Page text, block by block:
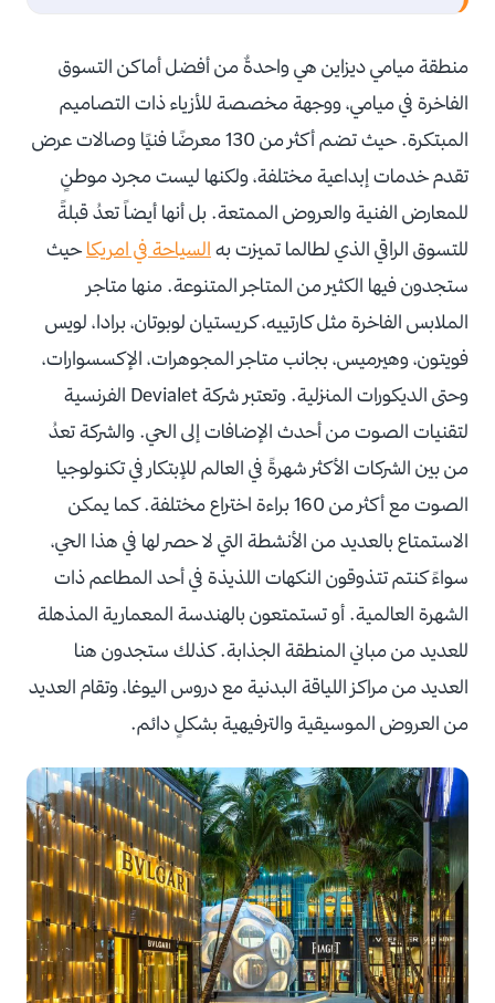
منطقة ميامي ديزاين هي واحدةٌ من أفضل أماكن التسوق
الفاخرة في ميامي، ووجهة مخصصة للأزياء ذات التصاميم
المبتكرة. حيث تضم أكثر من 130 معرضًا فنيًا وصالات عرض
تقدم خدمات إبداعية مختلفة، ولكنها ليست مجرد موطنٍ
للمعارض الفنية والعروض الممتعة. بل أنها أيضاً تعدُ قبلةً
للتسوق الراقي الذي لطالما تميزت به السياحة في امريكا حيث
ستجدون فيها الكثير من المتاجر المتنوعة. منها متاجر
الملابس الفاخرة مثل كارتييه، كريستيان لوبوتان، برادا، لويس
فويتون، وهيرميس، بجانب متاجر المجوهرات، الإكسسوارات،
وحتى الديكورات المنزلية. وتعتبر شركة Devialet الفرنسية
لتقنيات الصوت من أحدث الإضافات إلى الحي. والشركة تعدُ
من بين الشركات الأكثر شهرةً في العالم للإبتكار في تكنولوجيا
الصوت مع أكثر من 160 براءة اختراع مختلفة. كما يمكن
الاستمتاع بالعديد من الأنشطة التي لا حصر لها في هذا الحي،
سواءً كنتم تتذوقون النكهات اللذيذة في أحد المطاعم ذات
الشهرة العالمية. أو تستمتعون بالهندسة المعمارية المذهلة
للعديد من مباني المنطقة الجذابة. كذلك ستجدون هنا
العديد من مراكز اللياقة البدنية مع دروس اليوغا، وتقام العديد
من العروض الموسيقية والترفيهية بشكلٍ دائم.